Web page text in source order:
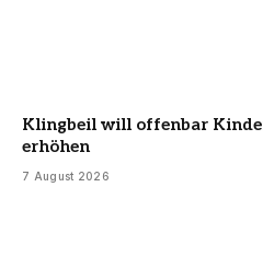
Klingbeil will offenbar
erhöhen
7 August 2026